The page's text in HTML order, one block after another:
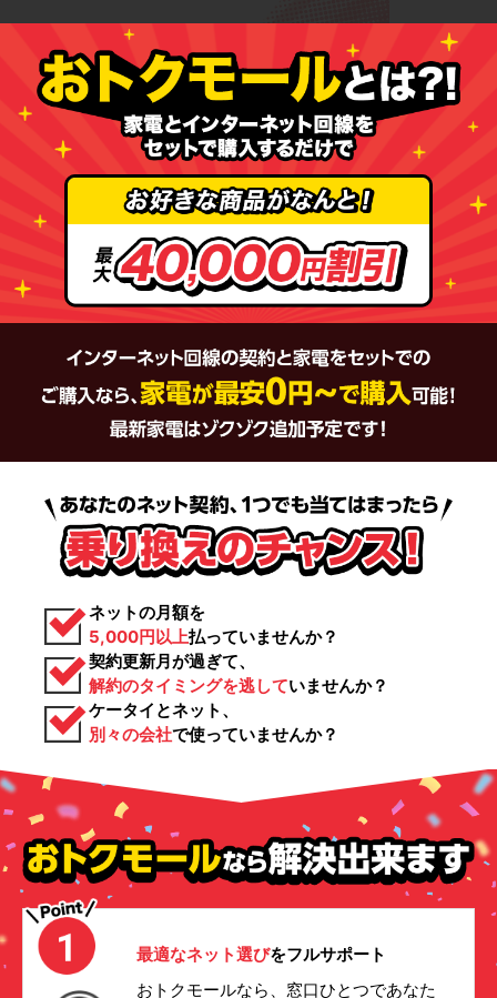
ネットの月額を
5,000円以上払っていませんか？
契約更新月が過ぎて、
解約のタイミングを逃していませんか？
ケータイとネット、
別々の会社で使っていませんか？
最適なネット選びをフルサポート
おトクモールなら、窓口ひとつであなた